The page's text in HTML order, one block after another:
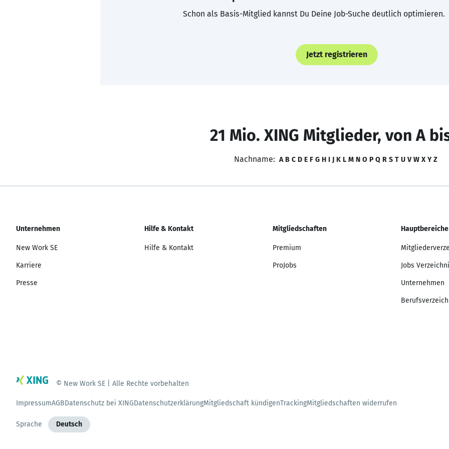
Schon als Basis-Mitglied kannst Du Deine Job-Suche deutlich optimieren.
Jetzt registrieren
21 Mio. XING Mitglieder, von A
Nachname: A B C D E F G H I J K L M N O P Q R S T U V W X Y Z
Unternehmen
New Work SE
Karriere
Presse
Hilfe & Kontakt
Hilfe & Kontakt
Mitgliedschaften
Premium
ProJobs
Hauptbereiche
Jobs
Unternehmen
© New Work SE | Alle Rechte vorbehalten
ImpressumAGBDatenschutz bei XINGDatenschutzerklärungMitgliedschaft kündigenTrackingMitgliedschaften widerrufen
Sprache Deutsch